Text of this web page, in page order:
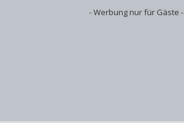
- Werbung nur für Gäste -